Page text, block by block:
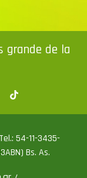
grande de la
54-11-3435-
Bs. As.